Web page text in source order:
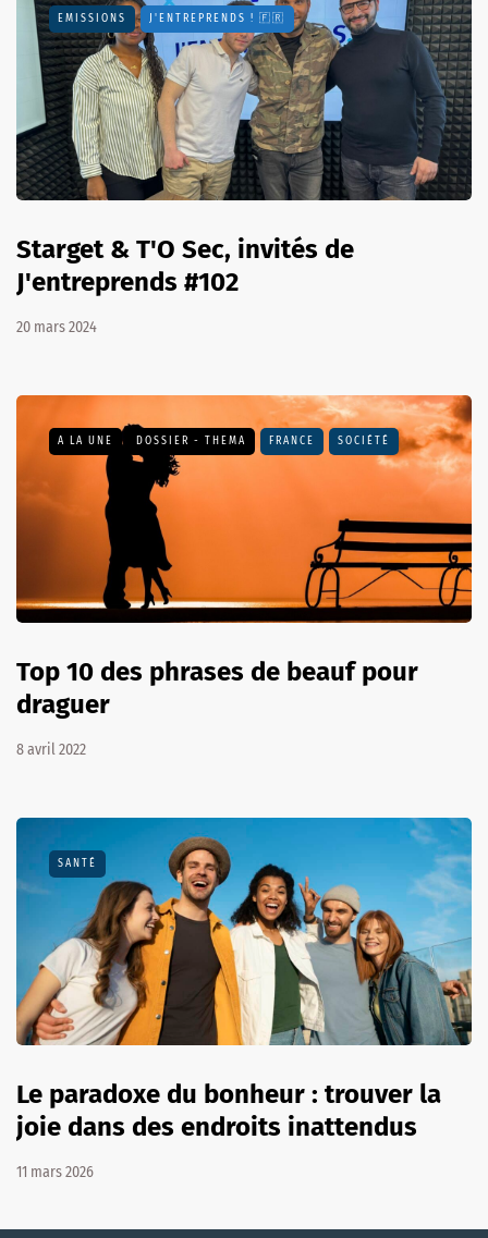
EMISSIONS J'ENTREPRENDS ! 🇫🇷
Starget & T'O Sec, invités de
J'entreprends #102
20 mars 2024
A LA UNE DOSSIER - THEMA FRANCE SOCIÉTÉ
Top 10 des phrases de beauf pour
draguer
8 avril 2022
SANTÉ
Le paradoxe du bonheur : trouver la
joie dans des endroits inattendus
11 mars 2026